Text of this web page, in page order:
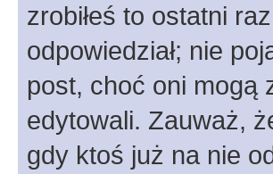
zrobiłeś to ostatni
odpowiedział; nie
post, choć oni mogą
edytowali. Zauważ,
gdy ktoś już na nie